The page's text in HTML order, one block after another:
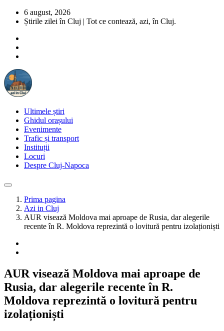
6 august, 2026
Știrile zilei în Cluj | Tot ce contează, azi, în Cluj.
Ultimele știri
Ghidul orașului
Evenimente
Trafic și transport
Instituții
Locuri
Despre Cluj-Napoca
Prima pagina
Azi in Cluj
AUR visează Moldova mai aproape de Rusia, dar alegerile
recente în R. Moldova reprezintă o lovitură pentru izolaționiști
AUR visează Moldova mai aproape de
Rusia, dar alegerile recente în R.
Moldova reprezintă o lovitură pentru
izolaționiști